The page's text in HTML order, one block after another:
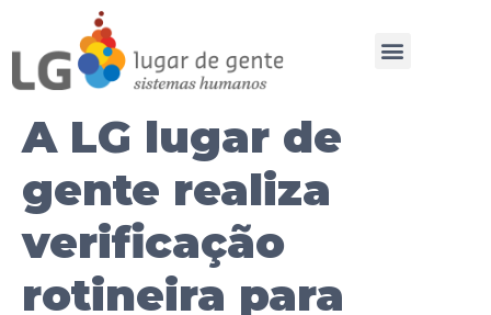
A LG lugar de
gente realiza
verificação
rotineira para